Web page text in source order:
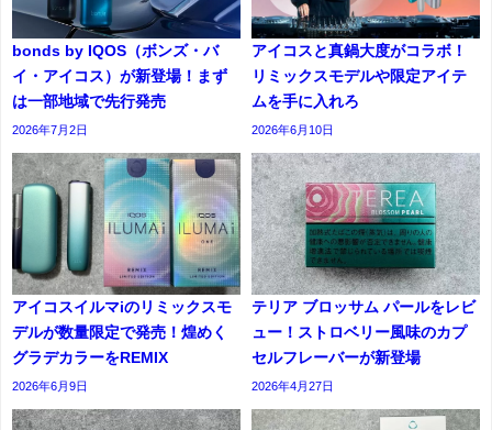
bonds by IQOS（ボンズ・バ
イ・アイコス）が新登場！まず
は一部地域で先行発売
2026年7月2日
アイコスと真鍋大度がコラボ！
リミックスモデルや限定アイテ
ムを手に入れろ
2026年6月10日
アイコスイルマiのリミックスモ
デルが数量限定で発売！煌めく
グラデカラーをREMIX
2026年6月9日
テリア ブロッサム パールをレビ
ュー！ストロベリー風味のカプ
セルフレーバーが新登場
2026年4月27日